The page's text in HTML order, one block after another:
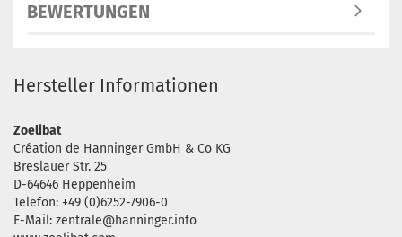
BEWERTUNGEN
Hersteller Informationen
Zoelibat
Création de Hanninger GmbH & Co KG
Breslauer Str. 25
D-64646 Heppenheim
Telefon: +49 (0)6252-7906-0
E-Mail: zentrale@hanninger.info